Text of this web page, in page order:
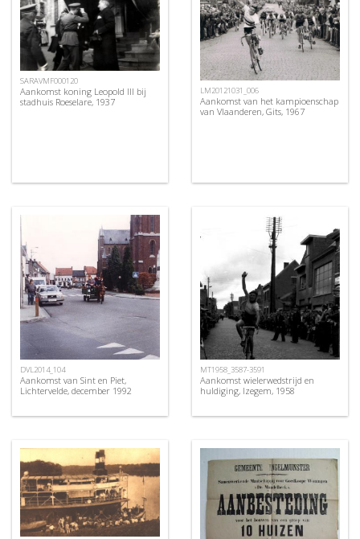
SARAVMF000120
Aankomst koning Leopold III bij
stadhuis Roeselare, 1937
LM20121031_006
Aankomst van het kampioenschap
van Vlaanderen, Gits, 1967
DVL2014_104
Aankomst van Sint en Piet,
Lichtervelde, december 1992
MT1958_3587-3591
Aankomst wielerwedstrijd en
huldiging, Izegem, 1958